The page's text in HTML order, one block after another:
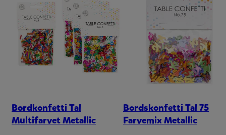
Bordkonfetti Tal
Multifarvet Metallic
Bordskonfetti Tal 75
Farvemix Metallic